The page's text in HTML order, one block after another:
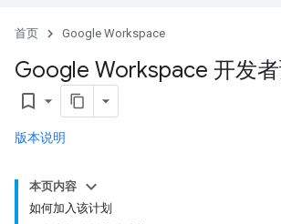
首页 Google Workspace
Google Workspace 开发者
bookmark_border
版本说明
本页内容
如何加入该计划